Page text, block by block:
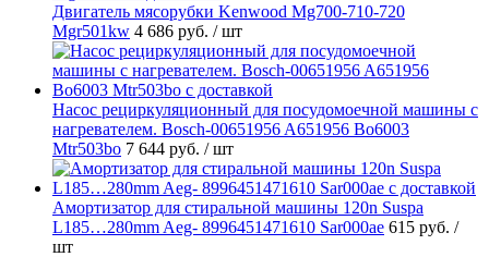
Двигатель мясорубки Kenwood Mg700-710-720
Mgr501kw 4 686 руб. / шт
Насос рециркуляционный для посудомоечной машины с
нагревателем. Bosch-00651956 A651956 Bo6003
Mtr503bo 7 644 руб. / шт
Амортизатор для стиральной машины 120n Suspa
L185…280mm Aeg- 8996451471610 Sar000ae 615 руб. /
шт